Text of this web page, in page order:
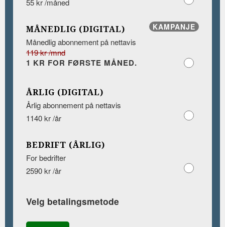
55 kr /måned
KAMPANJE
MÅNEDLIG (DIGITAL)
Månedlig abonnement på nettavis
119 kr /mnd
1 KR FOR FØRSTE MÅNED.
ÅRLIG (DIGITAL)
Årlig abonnement på nettavis
1140 kr /år
BEDRIFT (ÅRLIG)
For bedrifter
2590 kr /år
Velg betalingsmetode